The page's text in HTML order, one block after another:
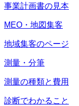
事業計画書の見本
MEO・地図集客
地域集客のページ
測量・分筆
測量の種類と費用
診断でわかること